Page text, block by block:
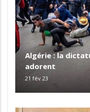
Algérie : la
adorent
21 fév 23